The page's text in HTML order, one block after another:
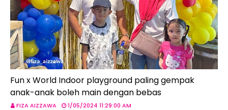
Fun x World Indoor playground paling gempak
anak-anak boleh main dengan bebas
FIZA AIZZAWA 1/05/2024 11:29:00 AM